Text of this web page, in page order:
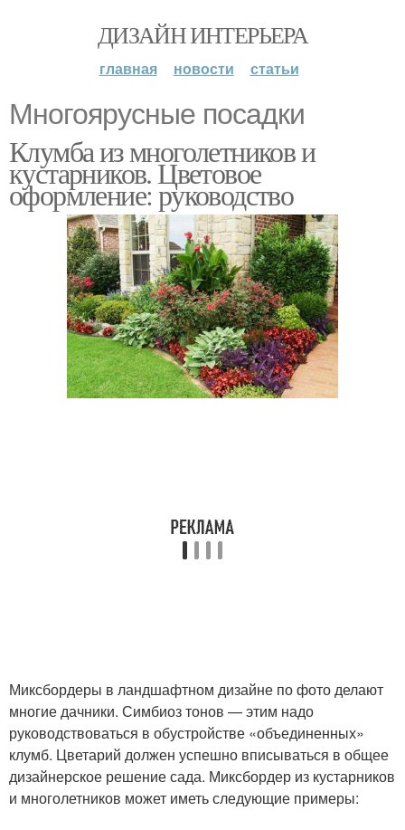
ДИЗАЙН ИНТЕРЬЕРА
главная новости статьи
Многоярусные посадки
Клумба из многолетников и
кустарников. Цветовое
оформление: руководство
Миксбордеры в ландшафтном дизайне по фото делают
многие дачники. Симбиоз тонов — этим надо
руководствоваться в обустройстве «объединенных»
клумб. Цветарий должен успешно вписываться в общее
дизайнерское решение сада. Миксбордер из кустарников
и многолетников может иметь следующие примеры: